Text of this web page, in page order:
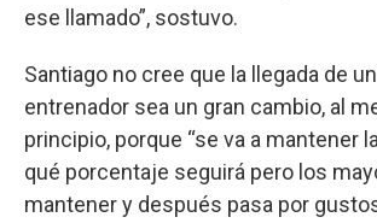
ese llamado”, sostuvo.
Santiago no cree que la llegada de
entrenador sea un gran cambio, al
principio, porque “se va a mantener
qué porcentaje seguirá pero los
mantener y después pasa por